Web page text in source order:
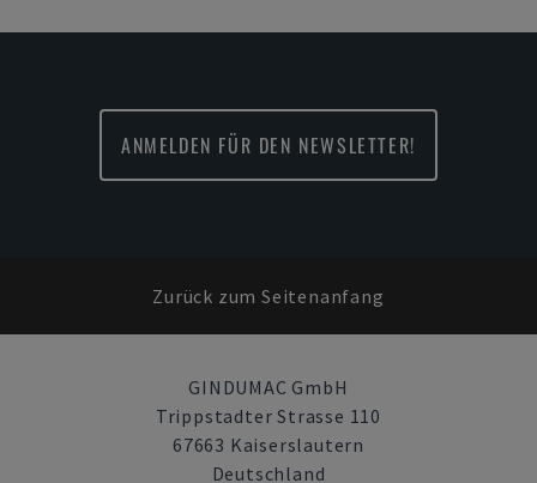
ANMELDEN FÜR DEN NEWSLETTER!
Zurück zum Seitenanfang
GINDUMAC GmbH
Trippstadter Strasse 110
67663 Kaiserslautern
Deutschland